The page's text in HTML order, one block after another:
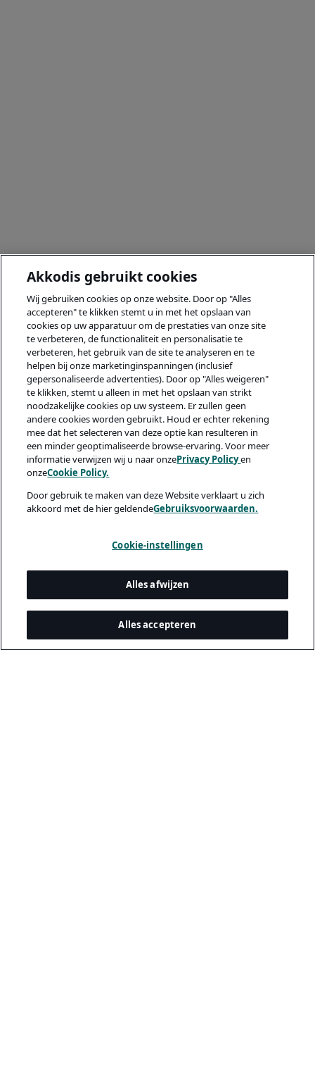
Akkodis gebruikt cookies
Wij gebruiken cookies op onze website. Door op "Alles
accepteren" te klikken stemt u in met het opslaan van
cookies op uw apparatuur om de prestaties van onze site
te verbeteren, de functionaliteit en personalisatie te
verbeteren, het gebruik van de site te analyseren en te
helpen bij onze marketinginspanningen (inclusief
gepersonaliseerde advertenties). Door op "Alles weigeren"
te klikken, stemt u alleen in met het opslaan van strikt
noodzakelijke cookies op uw systeem. Er zullen geen
andere cookies worden gebruikt. Houd er echter rekening
mee dat het selecteren van deze optie kan resulteren in
een minder geoptimaliseerde browse-ervaring. Voor meer
informatie verwijzen wij u naar onzePrivacy Policyen
onzeCookie Policy.
Door gebruik te maken van deze Website verklaart u zich
akkoord met de hier geldendeGebruiksvoorwaarden.
Cookie-instellingen
Alles afwijzen
Alles accepteren